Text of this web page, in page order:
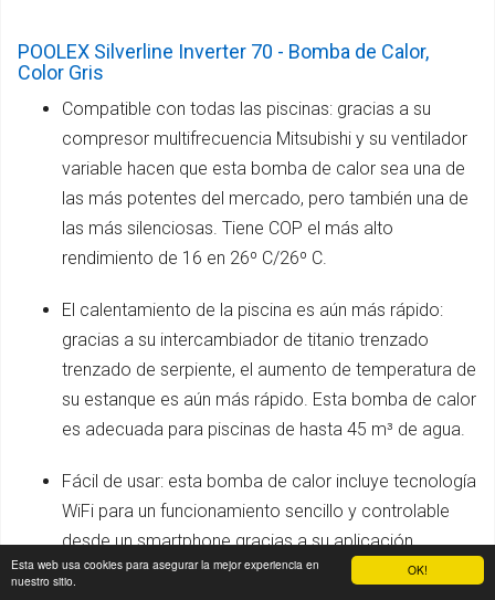
OK!
Esta web usa cookies para asegurar la mejor experiencia en
nuestro sitio.
POOLEX Silverline Inverter 70 - Bomba de Calor,
Color Gris
Compatible con todas las piscinas: gracias a su
compresor multifrecuencia Mitsubishi y su ventilador
variable hacen que esta bomba de calor sea una de
las más potentes del mercado, pero también una de
las más silenciosas. Tiene COP el más alto
rendimiento de 16 en 26º C/26º C.
El calentamiento de la piscina es aún más rápido:
gracias a su intercambiador de titanio trenzado
trenzado de serpiente, el aumento de temperatura de
su estanque es aún más rápido. Esta bomba de calor
es adecuada para piscinas de hasta 45 m³ de agua.
Fácil de usar: esta bomba de calor incluye tecnología
WiFi para un funcionamiento sencillo y controlable
desde un smartphone gracias a su aplicación
específica. Su panel de control LED se puede mover